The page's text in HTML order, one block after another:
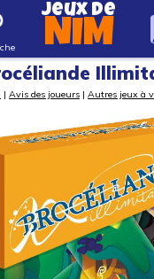
Jeux de
NIM
| Avis des joueurs | Autres jeux à